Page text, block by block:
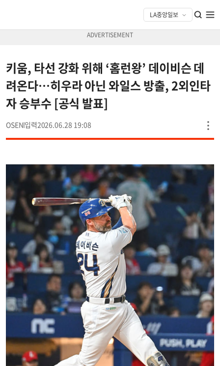
키움, 타선 강화 위해 ‘홈런왕’ 데이비슨 데
려온다…히우라 아닌 와일스 방출, 2외인타
자 승부수 [공식 발표]
OSEN 2026.06.28 19:08